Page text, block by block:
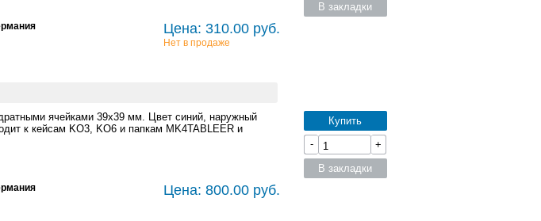
Цена: 310.00 руб.
Нет в продаже
В закладки
ячейками 39x39 мм. Цвет синий, наружный
к кейсам KO3, KO6 и папкам MK4TABLEER и
Цена: 800.00 руб.
Купить
-
+
В закладки